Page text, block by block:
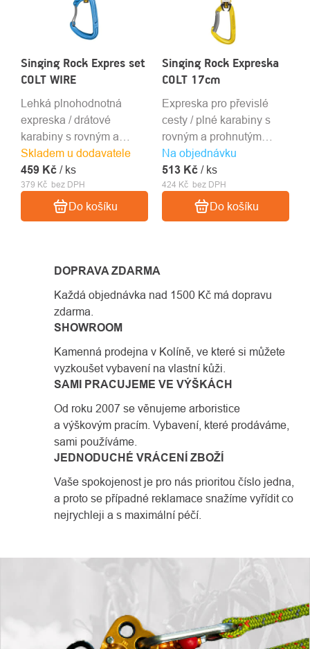
Singing Rock Expres set
COLT WIRE
Skladem u dodavatele
379 Kč bez DPH
459 Kč / ks
Do košíku
Lehká plnohodnotná
expreska / drátové
karabiny s rovným a
prohnutým zámkem /
HMPE popruh 11 mm x
11 cm / 79 g
Singing Rock Expreska
COLT 17cm
Na objednávku
424 Kč bez DPH
513 Kč / ks
Do košíku
Expreska pro převislé
cesty / plné karabiny s
rovným a prohnutým
zámkem / 17 cm
tvarovaný popruh / 102 g
DOPRAVA ZDARMA
Každá objednávka nad 1500 Kč má dopravu
zdarma.
SHOWROOM
Kamenná prodejna v Kolíně, ve které si můžete
vyzkoušet vybavení na vlastní kůži.
SAMI PRACUJEME VE VÝŠKÁCH
Od roku 2007 se věnujeme arboristice
a výškovým pracím. Vybavení, které prodáváme,
sami používáme.
JEDNODUCHÉ VRÁCENÍ ZBOŽÍ
Vaše spokojenost je pro nás prioritou číslo jedna,
a proto se případné reklamace snažíme vyřídit co
nejrychleji a s maximální péčí.